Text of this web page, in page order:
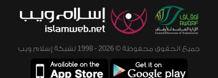
جميع الحقوق محفوظة © 2026 - 1998 لشبكة إسلام ويب